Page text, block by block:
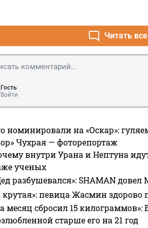
Читать
Гость
Войти
номинировали на «Оскар»:
Чухрая — фоторепортаж
внутри Урана и Нептуна
ученых
разбушевался»: SHAMAN
крутая»: певица Жасмин здорово
месяц сбросил 15
старше его на 21 год